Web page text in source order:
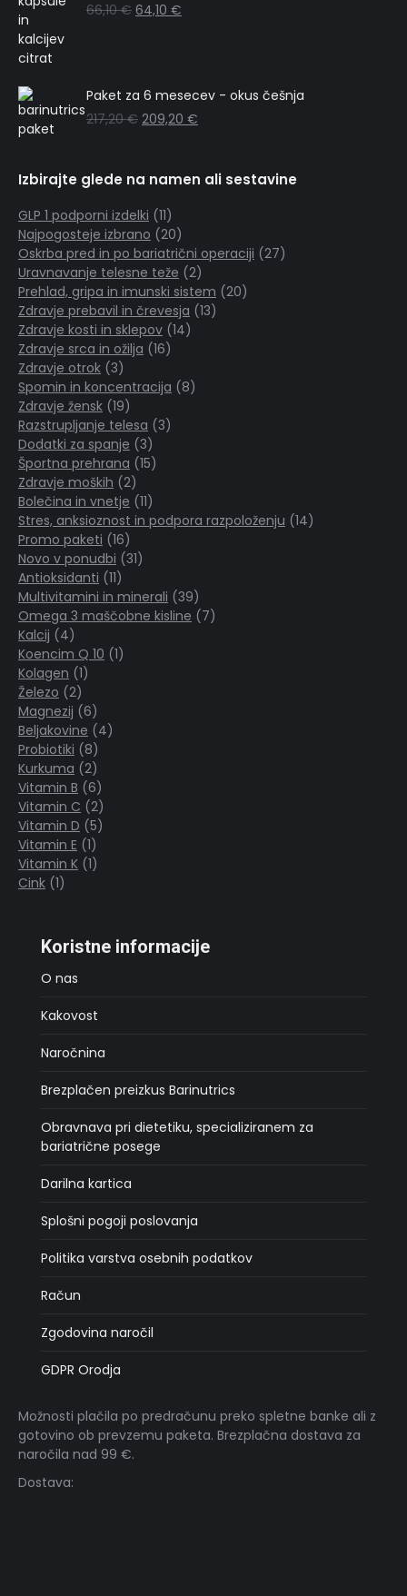
66,10€ 64,10 €
Paket za 6 mesecev - okus češnja
217,20€ 209,20 €
Izbirajte glede na namen ali sestavine
GLP 1 podporni izdelki 1111
izdelkov
Najpogosteje izbrano 2020
izdelkov
Oskrba pred in po bariatrični operaciji 2727
Uravnavanje telesne teže 22
izdelka
Prehlad, gripa in imunski sistem 2020
Zdravje prebavil in črevesja 1313
Zdravje kosti in sklepov 1414
Zdravje srca in ožilja 1616
Zdravje otrok 33
izdelki
Spomin in koncentracija 88
Zdravje žensk 1919
izdelkov
Razstrupljanje telesa 33
Dodatki za spanje 33
izdelki
Športna prehrana 1515
Zdravje moških 22
izdelka
Bolečina in vnetje 1111
izdelkov
Stres, anksioznost in podpora razpoloženju 1414
Promo paketi 1616
izdelkov
Novo v ponudbi 3131
Antioksidanti 1111
izdelkov
Multivitamini in minerali 3939
izdelkov
Omega 3 maščobne kisline 77
Kalcij 44
izdelki
Koencim Q 10 11
Kolagen 11
Železo 22
izdelka
Magnezij 66
izdelkov
Beljakovine 44
Probiotiki 88
izdelkov
Kurkuma 22
izdelka
Vitamin B 66
izdelkov
Vitamin C 22
izdelka
Vitamin D 55
Vitamin E 11
izdelek
Vitamin K 11
Cink 11
Koristne informacije
O nas
Kakovost
Naročnina
Brezplačen preizkus Barinutrics
Obravnava pri dietetiku, specializiranem za
bariatrične posege
Darilna kartica
Splošni pogoji poslovanja
Politika varstva osebnih podatkov
Račun
Zgodovina naročil
GDPR Orodja
Možnosti plačila po predračunu preko spletne banke ali z
gotovino ob prevzemu paketa. Brezplačna dostava za
naročila nad 99 €.
Dostava: